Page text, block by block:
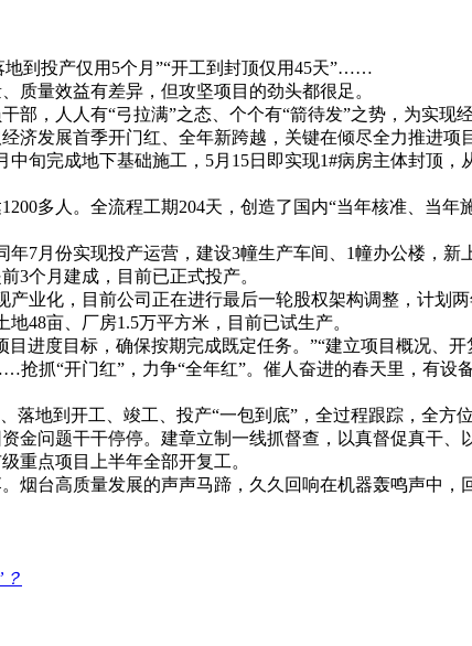
地到投产仅用5个月”“开工到封顶仅用45天”……
质量效益有差异，但攻坚项目的劲头都很足。
，人人有“弓拉满”之态、个个有“箭待发”之势，为实现
济发展首季开门红、全年新跨越，关键在倾尽全力推进项
中旬完成地下基础施工，5月15日即实现1#病房主体封顶
多人。全流程工期204天，创造了国内“当年核准、当
7月份实现投产运营，建设3幢生产车间、1幢办公楼，新
3个月建成，目前已正式投产。
业化，目前公司正在进行最后一轮股权架构调整，计划
48亩、厂房1.5万平方米，目前已试生产。
进度目标，确保按期完成既定任务。”“建立项目概况、
抢抓“开门红”，力争“全年红”。催人奋进的春天里，有
落地到开工、竣工、投产“一包到底”，全过程跟踪，全
金问题干干停停。建章立制一线抓督查，以真督促真干、
重点项目上半年全部开复工。
烟台高质量发展的声声马蹄，久久回响在机器轰鸣声中